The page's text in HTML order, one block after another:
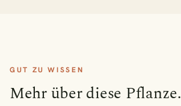
GUT ZU WISSEN
Mehr über diese Pflanze.